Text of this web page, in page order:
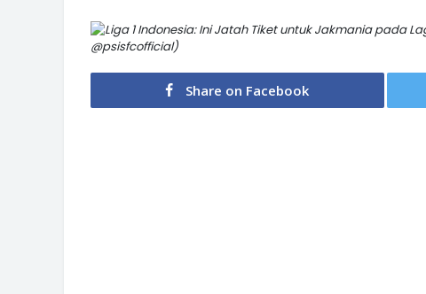
@psisfcofficial)
Share on Facebook